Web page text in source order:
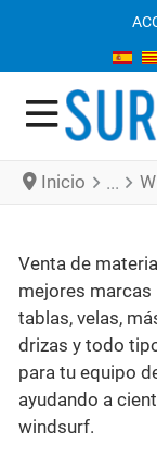
Inicio
Venta de
mejores marcas
tablas, velas,
drizas y todo
para tu equipo
ayudando a
windsurf.